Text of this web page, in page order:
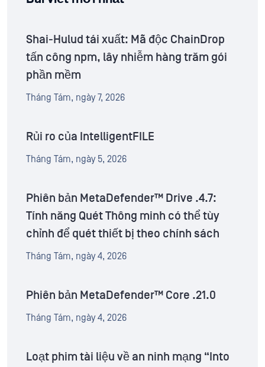
Shai-Hulud tái xuất: Mã độc ChainDrop
tấn công npm, lây nhiễm hàng trăm gói
phần mềm
Tháng Tám, ngày 7, 2026
Rủi ro của IntelligentFILE
Tháng Tám, ngày 5, 2026
Phiên bản MetaDefender™ Drive .4.7:
Tính năng Quét Thông minh có thể tùy
chỉnh để quét thiết bị theo chính sách
Tháng Tám, ngày 4, 2026
Phiên bản MetaDefender™ Core .21.0
Tháng Tám, ngày 4, 2026
Loạt phim tài liệu về an ninh mạng “Into